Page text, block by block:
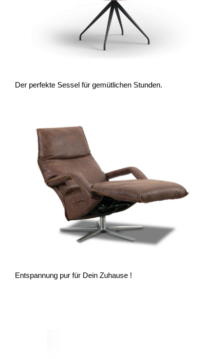
Der perfekte Sessel für gemütlichen Stunden.
Entspannung pur für Dein Zuhause !